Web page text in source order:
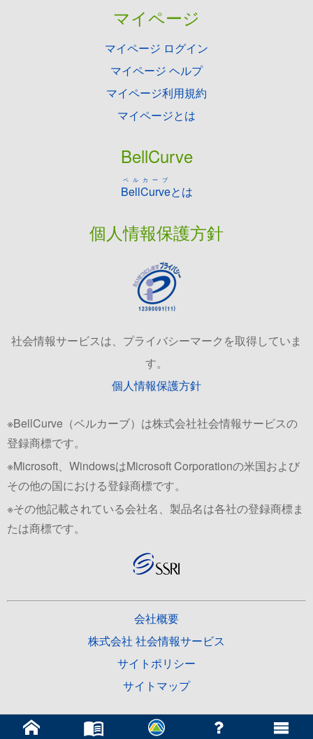
マイページ
マイページ ログイン
マイページ ヘルプ
マイページ利用規約
マイページとは
BellCurve
BellCurve
ベルカーブ
とは
個人情報保護方針
社会情報サービスは、プライバシーマークを取得していま
す。
個人情報保護方針
※BellCurve（ベルカーブ）は株式会社社会情報サービスの
登録商標です。
※Microsoft、WindowsはMicrosoft Corporationの米国および
その他の国における登録商標です。
※その他記載されている会社名、製品名は各社の登録商標ま
たは商標です。
会社概要
株式会社 社会情報サービス
サイトポリシー
サイトマップ
Copyright © 2026 SSRI Co., Ltd. All rights reserved.